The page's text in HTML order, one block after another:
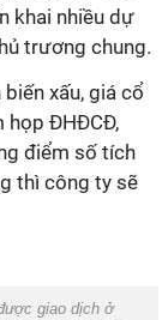
khai nhiều dự
trương chung.
xấu, giá cổ
họp ĐHĐCĐ,
điểm số tích
thì công ty sẽ
giao dịch ở